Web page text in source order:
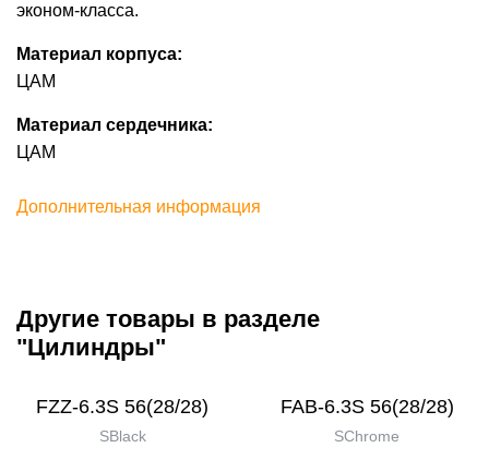
эконом-класса.
Материал корпуса:
ЦАМ
Материал сердечника:
ЦАМ
Дополнительная информация
Другие товары в разделе
"Цилиндры"
FZZ-6.3S 56(28/28)
SBlack
FAB-6.3S 56(28/28)
SChrome